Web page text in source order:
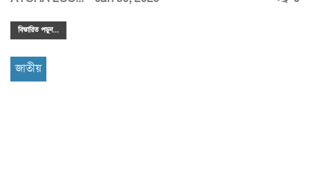
বিস্তারিত পডুন...
জাতীয়